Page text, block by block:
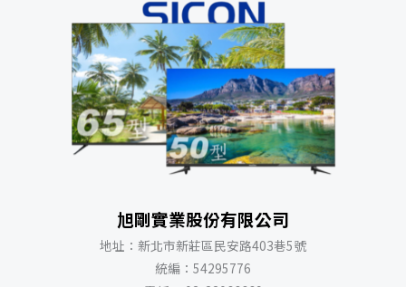
旭剛實業股份有限公司
地址：新北市新莊區民安路403巷5號
統編：54295776